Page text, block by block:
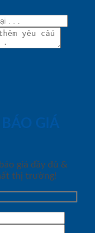
GIÁ
giá đầy đủ &
thị trường!